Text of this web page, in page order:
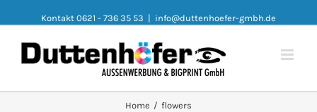
Kontakt 0621 - 736 35 53 | info@duttenhoefer-gmbh.de
Home / flowers